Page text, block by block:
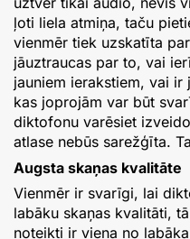
ļoti liela atmiņa, taču
vienmēr tiek uzskatīta
jāuztraucas par to, vai
jauniem ierakstiem, vai
kas joprojām var būt
diktofonu varēsiet
atlase nebūs sarežģīta.
Augsta skaņas kvalitāte
Vienmēr ir svarīgi, lai
labāku skaņas kvalitāti,
noteikti ir viena no